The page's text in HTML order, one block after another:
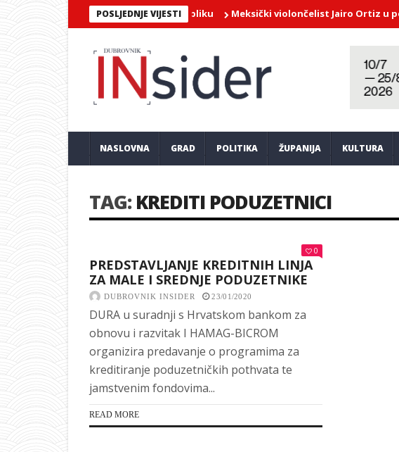
POSLJEDNJE VIJESTI Meksički violončelist Jairo Ortiz u
NASLOVNA GRAD POLITIKA ŽUPANIJA KULTURA
TAG:KREDITI PODUZETNICI
0
PREDSTAVLJANJE KREDITNIH LINJA
ZA MALE I SREDNJE PODUZETNIKE
DUBROVNIK INSIDER 23/01/2020
DURA u suradnji s Hrvatskom bankom za
obnovu i razvitak I HAMAG-BICROM
organizira predavanje o programima za
kreditiranje poduzetničkih pothvata te
jamstvenim fondovima...
READ MORE